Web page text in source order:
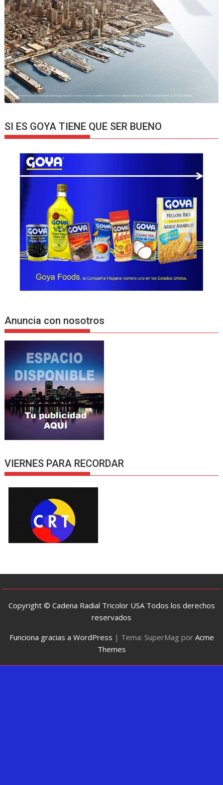
SI ES GOYA TIENE QUE SER BUENO
Anuncia con nosotros
VIERNES PARA RECORDAR
Copyright © Cadena Radial Tricolor USA Todos los derechos
reservados
Funciona gracias a WordPress | Tema: SuperMag por Acme
Themes